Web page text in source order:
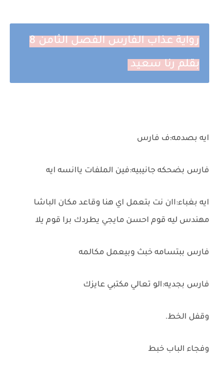
رواية عذاب الفارس الفصل الثامن 8
بقلم رنا سعيد
ايه بصدمه:ف فارس
فارس بضحكه جانيبيه:فين الملفات ياانسه ايه
ايه بغباء:اان نت بتعمل اي هنا وقاعد مكان الباشا
مهندس ليه قوم احسن مايجي يطردك برا قوم يلا
فارس ببتسامه خبث وبيعمل مكالمه
فارس بجديه:الو تعالي مكتبي عايزك
وقفل الخط.
وفجاء الباب خبط